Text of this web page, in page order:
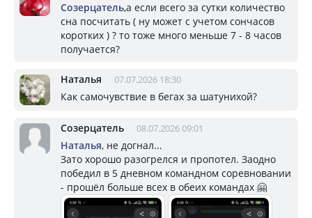
Созерцатель,а если всего за сутки количество
сна посчитать ( ну может с учетом сончасов
коротких ) ? то тоже много меньше 7 - 8 часов
получается?
Наталья 07.07.2026 18:30
Как самочувствие в бегах за шатунихой?
Созерцатель 08.07.2026 09:01
Наталья, не догнал...
Зато хорошо разогрелся и пропотел. Заодно
победил в 5 дневном командном соревновании
- прошёл больше всех в обеих командах 🤗